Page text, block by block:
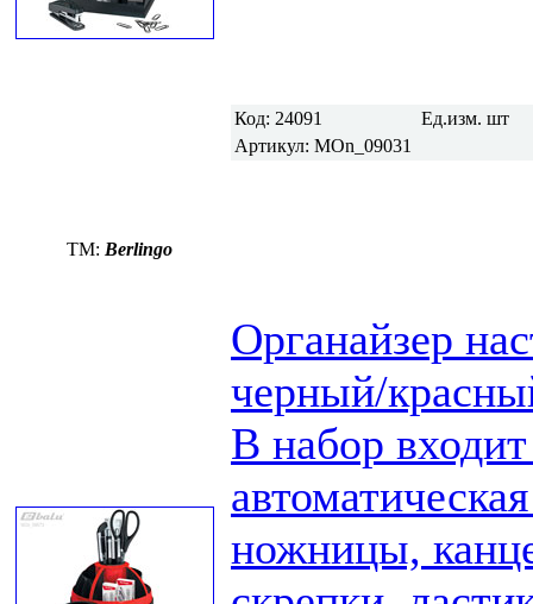
Код: 24091 Ед.изм. шт
Артикул: MOn_09031
TM: Berlingo
Органайзер
черный/
В набор
ножницы,